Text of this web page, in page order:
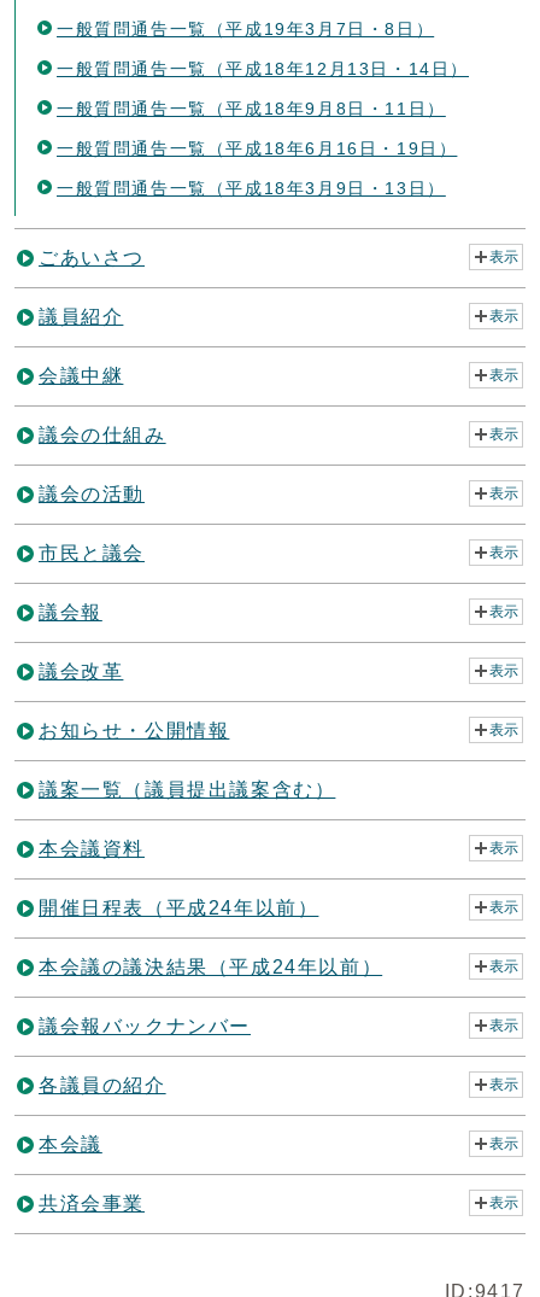
一般質問通告一覧（平成19年3月7日・8日）
一般質問通告一覧（平成18年12月13日・14日）
一般質問通告一覧（平成18年9月8日・11日）
一般質問通告一覧（平成18年6月16日・19日）
一般質問通告一覧（平成18年3月9日・13日）
ごあいさつ 表示
議員紹介 表示
会議中継 表示
議会の仕組み 表示
議会の活動 表示
市民と議会 表示
議会報 表示
議会改革 表示
お知らせ・公開情報 表示
議案一覧（議員提出議案含む）
本会議資料 表示
開催日程表（平成24年以前） 表示
本会議の議決結果（平成24年以前） 表示
議会報バックナンバー 表示
各議員の紹介 表示
本会議 表示
共済会事業 表示
ID:9417